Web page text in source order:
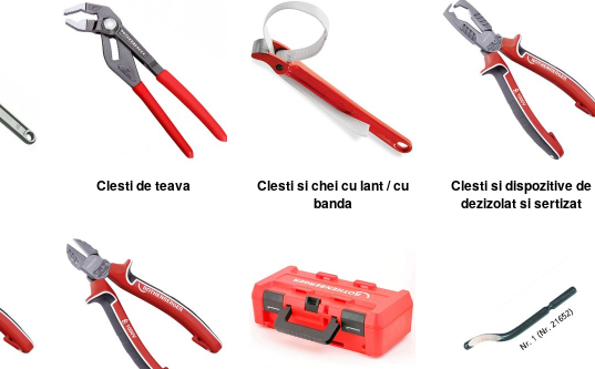
Clesti de teava
Clesti si chei cu lant / cu
banda
Clesti si dispozitive de
dezizolat si sertizat